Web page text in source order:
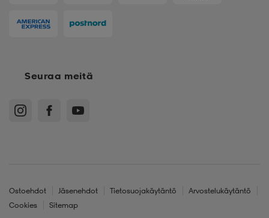
Seuraa meitä
Ostoehdot Jäsenehdot Tietosuojakäytäntö
Arvostelukäytäntö
Cookies
Sitemap